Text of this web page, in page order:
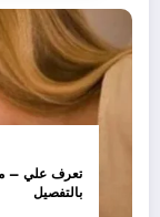
تعرف علي –
بالتفصيل